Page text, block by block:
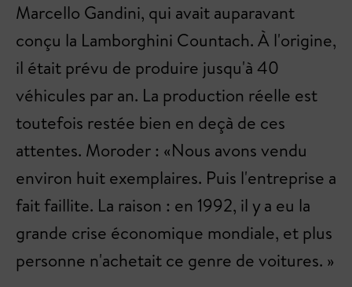
Marcello Gandini, qui avait auparavant
conçu la Lamborghini Countach. À l'origine,
il était prévu de produire jusqu'à 40
véhicules par an. La production réelle est
toutefois restée bien en deçà de ces
attentes. Moroder : «Nous avons vendu
environ huit exemplaires. Puis l'entreprise a
fait faillite. La raison : en 1992, il y a eu la
grande crise économique mondiale, et plus
personne n'achetait ce genre de voitures. »